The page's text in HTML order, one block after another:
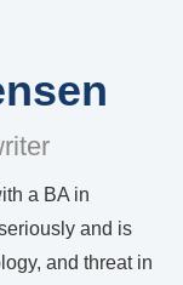
a BA in
and is
and threat in